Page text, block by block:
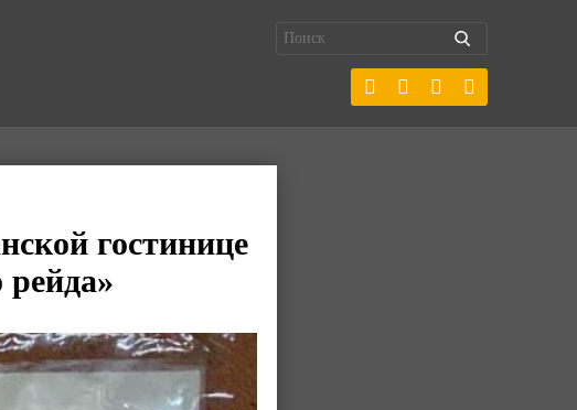
гостинице
рейда»